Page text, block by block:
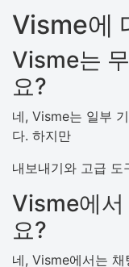
Visme에
Visme는
요?
네, Visme는 일부
다. 하지만
내보내기와 고급 도
Visme에서
요?
네, Visme에서는